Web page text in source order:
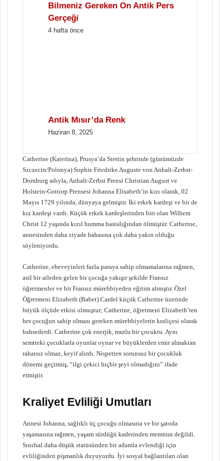
Bilmeniz Gereken On Antik Pers
Gerçeği
4 hafta önce
Antik Mısır’da Renk
Haziran 8, 2025
Catherine (Katerina), Prusya’da Stettin şehrinde (günümüzde
Szczecin/Polonya) Sophie Friedrike Auguste von Anhalt-Zerbst-
Dornburg adıyla, Anhalt-Zerbst Prensi Christian August ve
Holstein-Gottorp Prensesi Johanna Elisabeth’in kızı olarak, 02
Mayıs 1729 yılında, dünyaya gelmiştir. İki erkek kardeşi ve bir de
kız kardeşi vardı. Küçük erkek kardeşlerinden biri olan Wilhem
Christ 12 yaşında kızıl humma hastalığından ölmüştür. Catherine,
annesinden daha ziyade babasına çok daha yakın olduğu
söyleniyordu.
Catherine, ebeveyinleri fazla paraya sahip olmamalarına rağmen,
asil bir aileden gelen bir çocuğa yakışır şekilde Fransız
öğretmenler ve bir Fransız mürebbiyeden eğitim almıştır. Özel
Öğretmeni Elizabeth (Babet) Cardel küçük Catherine üzerinde
büyük ölçüde etkisi olmuştur; Catherine, öğretmeni Elizabeth’ten
her çocuğun sahip olması gereken mürebbiyelerin kraliçesi olarak
bahsederdi. Catherine çok enerjik, mutlu bir çocuktu. Aynı
semtteki çocuklarla oyunlar oynar ve büyüklerden emir almaktan
rahatsız olmaz, keyif alırdı. Nispetten sorunsuz bir çocukluk
dönemi geçirmiş, “ilgi çekici hiçbir şeyi olmadığını” ifade
etmiştir.
Kraliyet Evliliği Umutları
Annesi Johanna, sağlıklı üç çocuğu olmasına ve bir şatoda
yaşamasına rağmen, yaşam sürdüğü kaderinden memnun değildi.
Sınıfsal daha düşük statüsünden bir adamla evlendiği için
evliliğinden pişmanlık duyuyordu. İyi sosyal bağlantıları olan